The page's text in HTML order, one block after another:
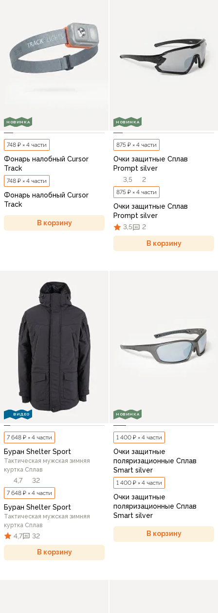
НОВИНКА
748 ₽ × 4 части
Фонарь налобный Cursor
Track
748 ₽ × 4 части
Фонарь налобный Cursor
Track
В корзину
НОВИНКА
875 ₽ × 4 части
Очки защитные Сплав
Prompt silver
3,5
2
875 ₽ × 4 части
Очки защитные Сплав
Prompt silver
3,5
2
В корзину
ВИДЕО
7 648 ₽ × 4 части
Буран Shelter Sport
Тактическая мужская зимняя
куртка Сплав
4,7 32
7 648 ₽ × 4 части
Буран Shelter Sport
Тактическая мужская зимняя
куртка Сплав
4,7 32
В корзину
НОВИНКА
1 400 ₽ × 4 части
Очки защитные
поляризационные Сплав
Smart silver
1 400 ₽ × 4 части
Очки защитные
поляризационные Сплав
Smart silver
В корзину